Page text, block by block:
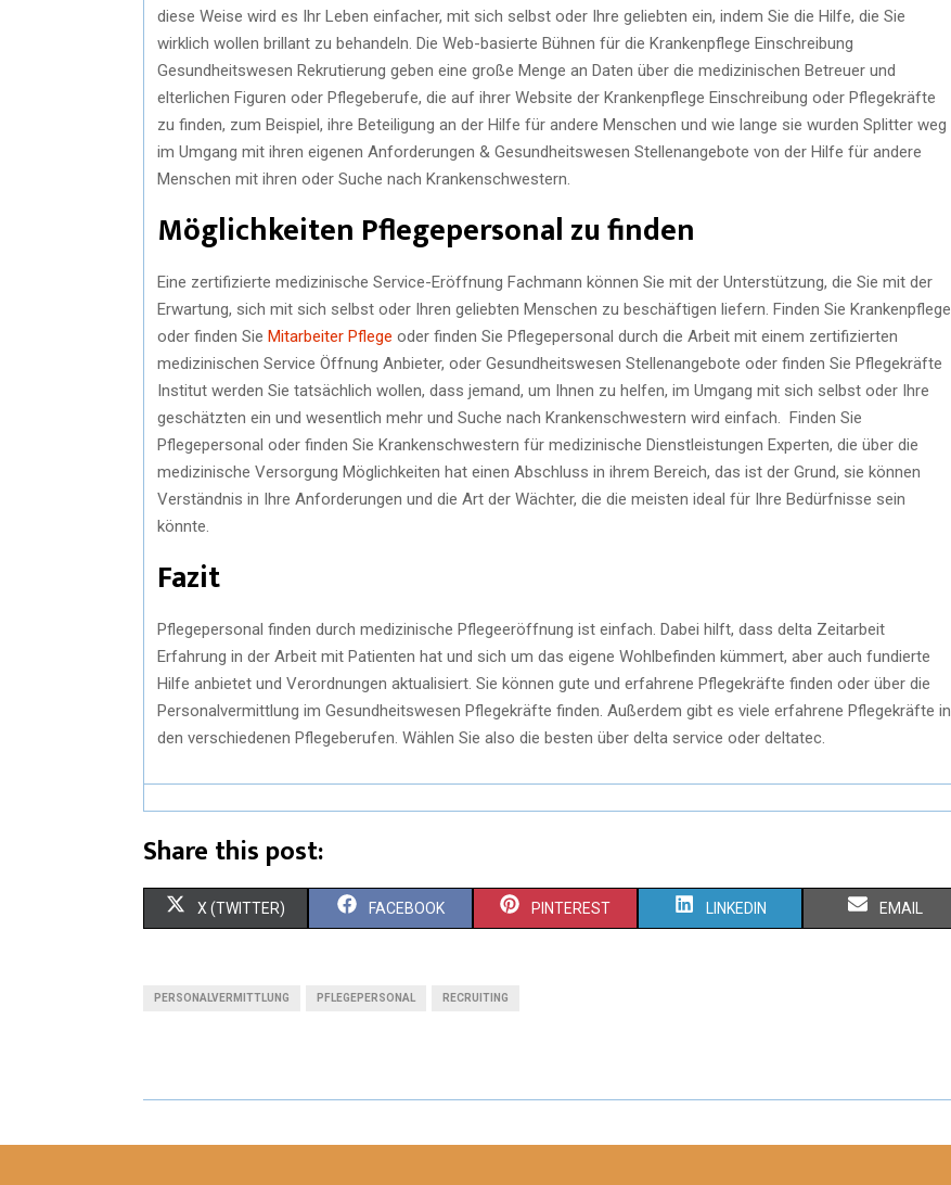
diese Weise wird es Ihr Leben einfacher, mit sich selbst oder Ihre geliebten ein, indem Sie die Hilfe, die Sie
wirklich wollen brillant zu behandeln. Die Web-basierte Bühnen für die Krankenpflege Einschreibung
Gesundheitswesen Rekrutierung geben eine große Menge an Daten über die medizinischen Betreuer und
elterlichen Figuren oder Pflegeberufe, die auf ihrer Website der Krankenpflege Einschreibung oder Pflegekräfte
zu finden, zum Beispiel, ihre Beteiligung an der Hilfe für andere Menschen und wie lange sie wurden Splitter weg
im Umgang mit ihren eigenen Anforderungen & Gesundheitswesen Stellenangebote von der Hilfe für andere
Menschen mit ihren oder Suche nach Krankenschwestern.
Möglichkeiten Pflegepersonal zu finden
Eine zertifizierte medizinische Service-Eröffnung Fachmann können Sie mit der Unterstützung, die Sie mit der
Erwartung, sich mit sich selbst oder Ihren geliebten Menschen zu beschäftigen liefern. Finden Sie Krankenpflege
oder finden Sie Mitarbeiter Pflege oder finden Sie Pflegepersonal durch die Arbeit mit einem zertifizierten
medizinischen Service Öffnung Anbieter, oder Gesundheitswesen Stellenangebote oder finden Sie Pflegekräfte
Institut werden Sie tatsächlich wollen, dass jemand, um Ihnen zu helfen, im Umgang mit sich selbst oder Ihre
geschätzten ein und wesentlich mehr und Suche nach Krankenschwestern wird einfach. Finden Sie
Pflegepersonal oder finden Sie Krankenschwestern für medizinische Dienstleistungen Experten, die über die
medizinische Versorgung Möglichkeiten hat einen Abschluss in ihrem Bereich, das ist der Grund, sie können
Verständnis in Ihre Anforderungen und die Art der Wächter, die die meisten ideal für Ihre Bedürfnisse sein
könnte.
Fazit
Pflegepersonal finden durch medizinische Pflegeeröffnung ist einfach. Dabei hilft, dass delta Zeitarbeit
Erfahrung in der Arbeit mit Patienten hat und sich um das eigene Wohlbefinden kümmert, aber auch fundierte
Hilfe anbietet und Verordnungen aktualisiert. Sie können gute und erfahrene Pflegekräfte finden oder über die
Personalvermittlung im Gesundheitswesen Pflegekräfte finden. Außerdem gibt es viele erfahrene Pflegekräfte in
den verschiedenen Pflegeberufen. Wählen Sie also die besten über delta service oder deltatec.
Share this post:
S
O
N
X (TWITTER) S
O
N
FACEBOOK S
O
N
PINTEREST S
O
N
LINKEDIN S
O
N
EMAIL
PERSONALVERMITTLUNG PFLEGEPERSONAL RECRUITING